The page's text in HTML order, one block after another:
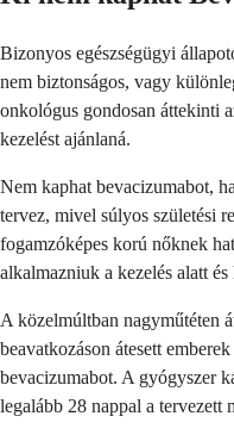
Bizonyos egészségügyi
nem biztonságos, vagy
onkológus gondosan áttekinti
kezelést ajánlaná.
Nem kaphat bevacizumabot,
tervez, mivel súlyos születési
fogamzóképes korú nőknek
alkalmazniuk a kezelés alatt és
A közelmúltban nagyműtéten
beavatkozáson átesett
bevacizumabot. A gyógyszer
legalább 28 nappal a tervezett